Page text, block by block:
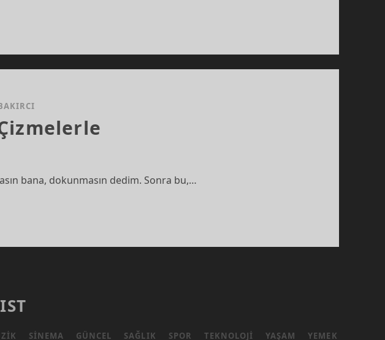
bana, dokunmasın dedim. Sonra bu,…
SINEMA GÜNCEL SAĞLIK SPOR TEKNOLOJI YAŞAM YEMEK